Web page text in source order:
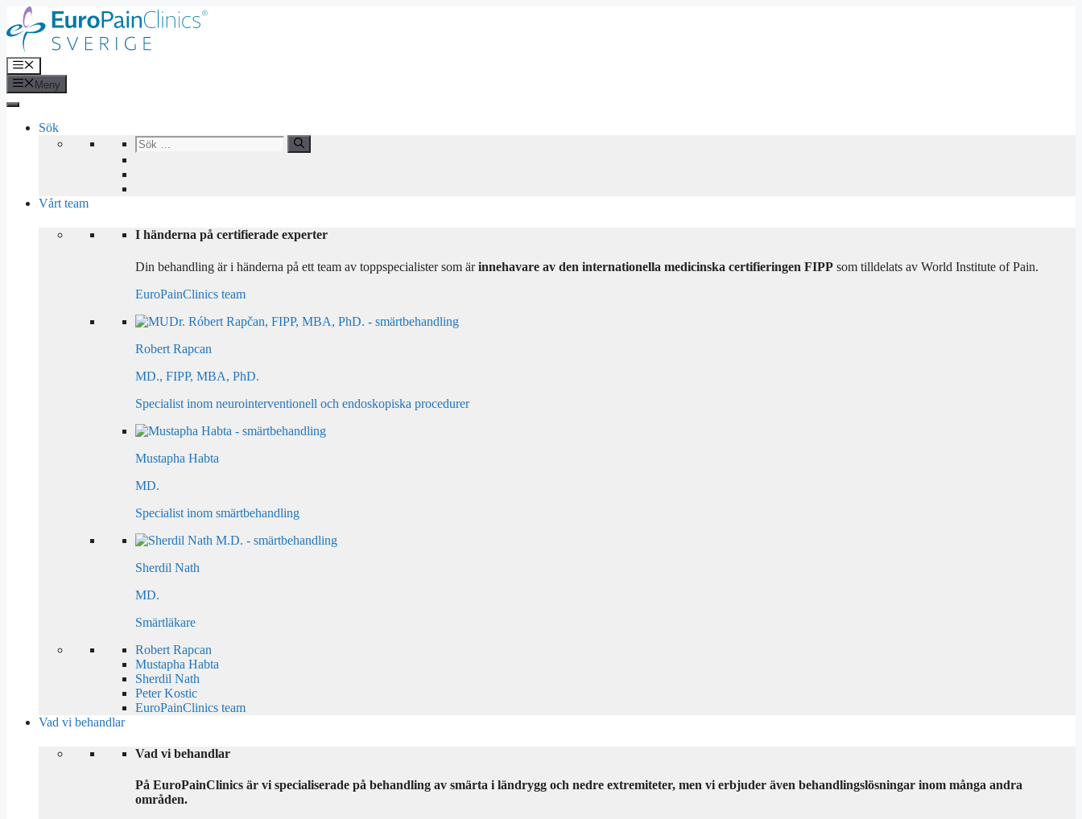
Hoppa
till
innehåll
Meny
Meny
Sök
Search
for:
Vårt team
I händerna på certifierade experter
Din behandling är i händerna på ett team av toppspecialister som ärinnehavare av den internationella medicinska certifieringen FIPP som tilldelats av World Institute of Pain.
EuroPainClinics team
Robert Rapcan
MD., FIPP, MBA, PhD.
Specialist inom neurointerventionell och endoskopiska procedurer
Mustapha Habta
MD.
Specialist inom smärtbehandling
Sherdil Nath
MD.
Smärtläkare
Robert Rapcan
Mustapha Habta
Sherdil Nath
Peter Kostic
EuroPainClinics team
Vad vi behandlar
Vad vi behandlar
På EuroPainClinics är vi specialiserade på behandling av smärta i ländrygg och nedre extremiteter, men vi erbjuder även behandlingslösningar inom många andra
områden.